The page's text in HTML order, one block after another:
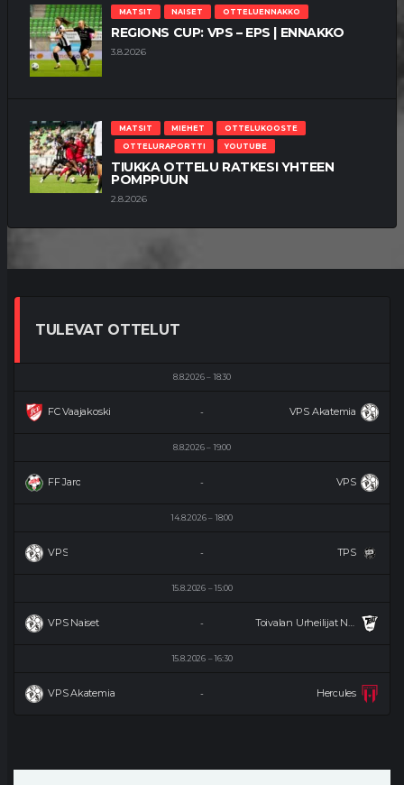
MATSIT NAISET OTTELUENNAKKO
REGIONS CUP: VPS – EPS | ENNAKKO
3.8.2026
MATSIT MIEHET
OTTELUKOOSTE
OTTELURAPORTTI
YOUTUBE
TIUKKA OTTELU RATKESI YHTEEN
POMPPUUN
2.8.2026
TULEVAT OTTELUT
8.8.2026 18:30
FC Vaajakoski VPS Akatemia
-
8.8.2026 19:00
FF Jaro VPS
-
14.8.2026 18:00
VPS TPS
-
15.8.2026 15:00
VPS Naiset Toivalan Urheilijat Naiset
-
15.8.2026 16:30
VPS Akatemia Hercules
-